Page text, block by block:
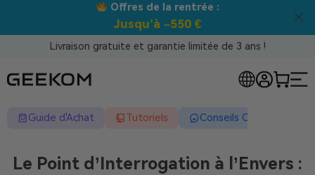
Offres de la rentrée :
Jusqu’à –550 €
Livraison gratuite et garantie limitée de 3 ans !
Guide d'Achat Tutoriels Conseils Complets
Le Point d’Interrogation à l’Envers :